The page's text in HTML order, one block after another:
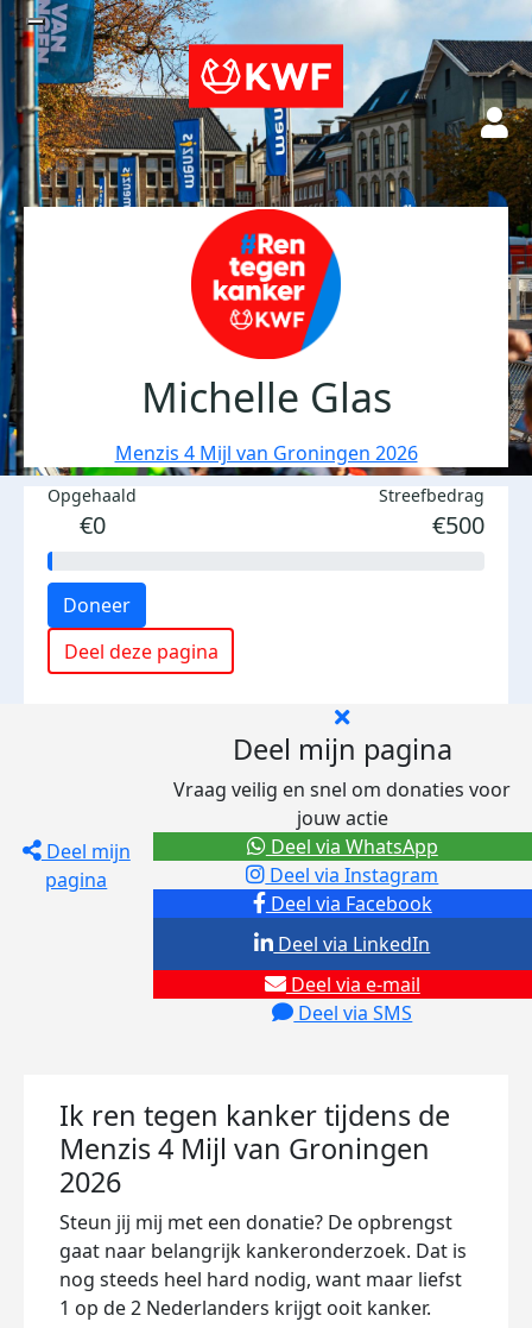
Michelle Glas
Menzis 4 Mijl van Groningen 2026
Opgehaald
€0
Streefbedrag
€500
Doneer
Deel deze pagina
Deel mijn
pagina
Deel mijn pagina
Vraag veilig en snel om donaties voor
jouw actie
Deel via Facebook
Deel via Instagram
Deel via e-mail
Deel via SMS
Deel via LinkedIn
Deel via WhatsApp
Ik ren tegen kanker tijdens de
Menzis 4 Mijl van Groningen
2026
Steun jij mij met een donatie? De opbrengst
gaat naar belangrijk kankeronderzoek. Dat is
nog steeds heel hard nodig, want maar liefst
1 op de 2 Nederlanders krijgt ooit kanker.